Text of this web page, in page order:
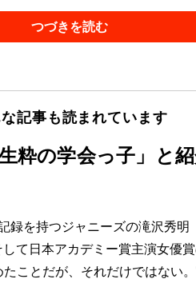
つづきを読む
記事も読まれています
粋の学会っ子」と
を持つジャニーズの滝沢秀明
て日本アカデミー賞主演女優
ことだが、それだけではない